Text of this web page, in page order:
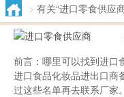
> 有关“进口零食供应
前言：哪里可以找到进口
进口食品化妆品进出口商
过这些名单再去联系厂家